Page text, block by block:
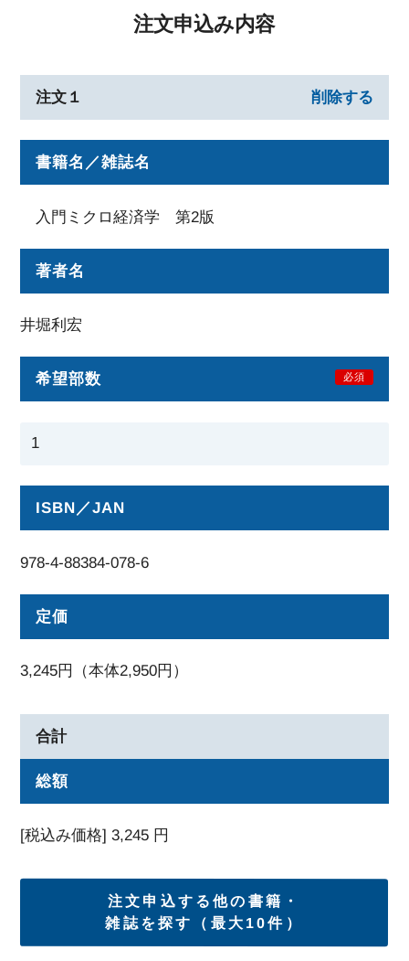
注文申込み内容
注文１ 削除する
書籍名／雑誌名
入門ミクロ経済学 第2版
著者名
井堀利宏
希望部数 必須
ISBN／JAN
978-4-88384-078-6
定価
3,245円（本体2,950円）
合計
総額
[税込み価格]3,245 円
注文申込する他の書籍・
雑誌を探す（最大10件）